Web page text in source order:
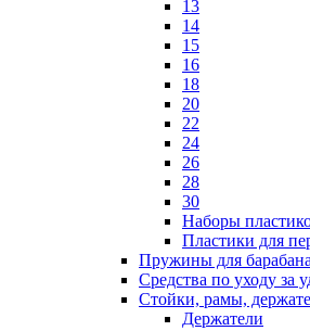
13
14
15
16
18
20
22
24
26
28
30
Наборы
Пластики для
Пружины для барабана
Средства по уходу за
Стойки, рамы,
Держатели